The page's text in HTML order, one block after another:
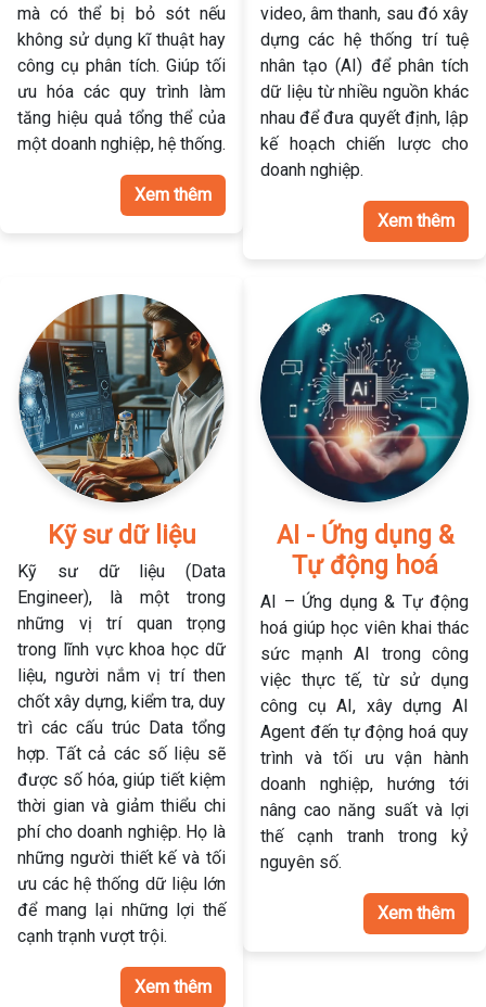
mà có thể bị bỏ sót nếu
không sử dụng kĩ thuật hay
công cụ phân tích. Giúp tối
ưu hóa các quy trình làm
tăng hiệu quả tổng thể của
một doanh nghiệp, hệ thống.
Xem thêm
video, âm thanh, sau đó xây
dựng các hệ thống trí tuệ
nhân tạo (AI) để phân tích
dữ liệu từ nhiều nguồn khác
nhau để đưa quyết định, lập
kế hoạch chiến lược cho
doanh nghiệp.
Xem thêm
Kỹ sư dữ liệu
Kỹ sư dữ liệu (Data
Engineer), là một trong
những vị trí quan trọng
trong lĩnh vực khoa học dữ
liệu, người nắm vị trí then
chốt xây dựng, kiểm tra, duy
trì các cấu trúc Data tổng
hợp. Tất cả các số liệu sẽ
được số hóa, giúp tiết kiệm
thời gian và giảm thiểu chi
phí cho doanh nghiệp. Họ là
những người thiết kế và tối
ưu các hệ thống dữ liệu lớn
để mang lại những lợi thế
cạnh trạnh vượt trội.
Xem thêm
AI - Ứng dụng &
Tự động hoá
AI – Ứng dụng & Tự động
hoá giúp học viên khai thác
sức mạnh AI trong công
việc thực tế, từ sử dụng
công cụ AI, xây dựng AI
Agent đến tự động hoá quy
trình và tối ưu vận hành
doanh nghiệp, hướng tới
nâng cao năng suất và lợi
thế cạnh tranh trong kỷ
nguyên số.
Xem thêm